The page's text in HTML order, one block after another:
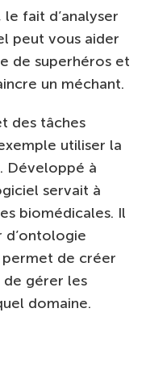
fait d’analyser
peut vous aider
de superhéros et
un méchant.
des tâches
utiliser la
. Développé à
servait à
biomédicales. Il
d’ontologie
permet de créer
de gérer les
domaine.